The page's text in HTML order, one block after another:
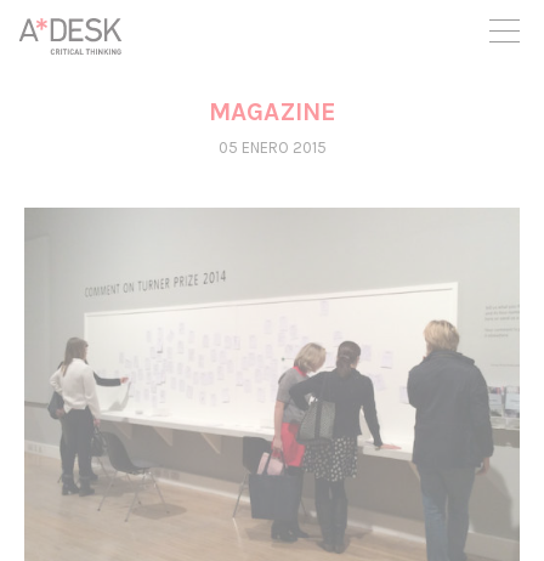
crees también en A*DESK seguimos necesitándote para poder
seguir adelante. Ahora puedes participar del proyecto y
apoyarlo.
MAGAZINE
05 ENERO 2015